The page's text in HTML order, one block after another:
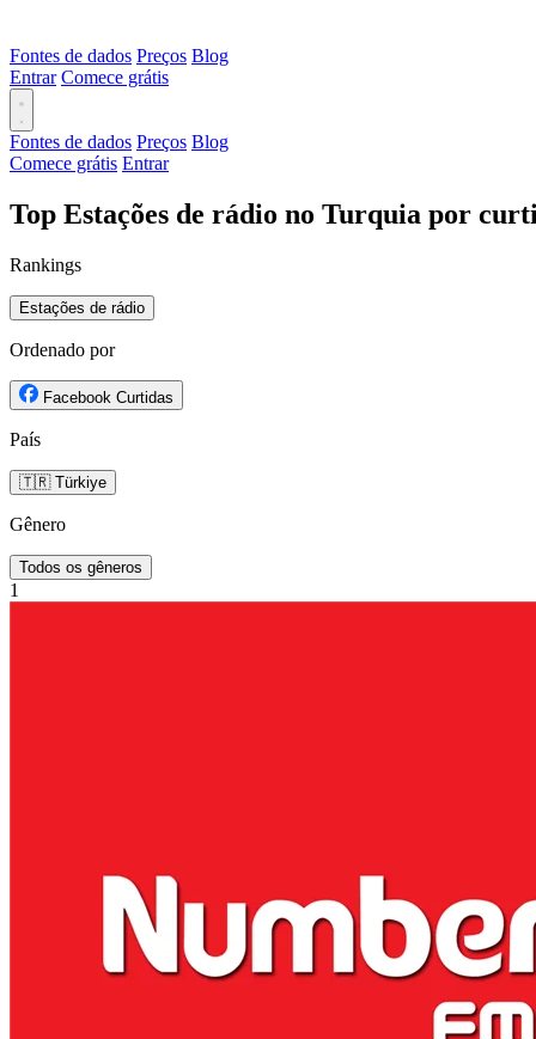
Fontes de dados Preços Blog
Entrar Comece grátis
Fontes de dados Preços Blog
Comece grátis Entrar
Top Estações de rádio no Turquia por
Rankings
Estações de rádio
Ordenado por
Facebook Curtidas
País
🇹🇷 Türkiye
Gênero
Todos os gêneros
1